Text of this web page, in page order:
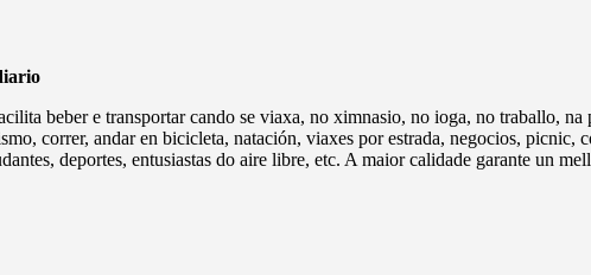
beber e transportar cando se viaxa, no ximnasio, no ioga, no traballo, na
correr, andar en bicicleta, natación, viaxes por estrada, negocios, picnic,
deportes, entusiastas do aire libre, etc. A maior calidade garante un